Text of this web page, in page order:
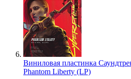
Виниловая пластинка
Phantom Liberty (LP)